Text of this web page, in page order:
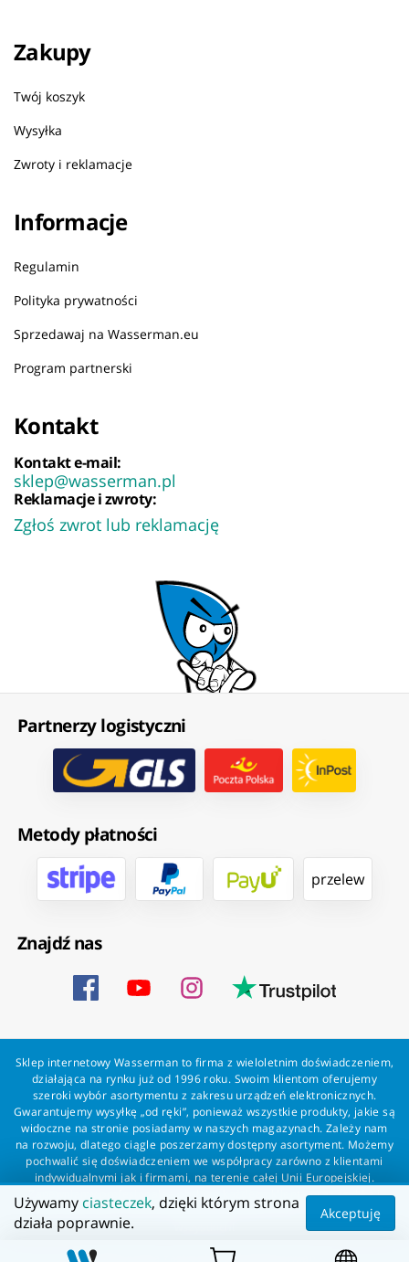
Zakupy
Twój koszyk
Wysyłka
Zwroty i reklamacje
Informacje
Regulamin
Polityka prywatności
Sprzedawaj na Wasserman.eu
Program partnerski
Kontakt
Kontakt e-mail:
sklep@wasserman.pl
Reklamacje i zwroty:
Zgłoś zwrot lub reklamację
Partnerzy logistyczni
Metody płatności
przelew
Znajdź nas
Sklep internetowy Wasserman to firma z wieloletnim doświadczeniem,
działająca na rynku już od 1996 roku. Swoim klientom oferujemy
szeroki wybór asortymentu z zakresu urządzeń elektronicznych.
Gwarantujemy wysyłkę „od ręki”, ponieważ wszystkie produkty, jakie są
widoczne na stronie posiadamy w naszych magazynach. Zależy nam
na rozwoju, dlatego ciągle poszerzamy dostępny asortyment. Możemy
pochwalić się doświadczeniem we współpracy zarówno z klientami
indywidualnymi jak i firmami, na terenie całej Unii Europejskiej.
Zapewniamy profesjonalną obsługę każdego klienta oraz szybką i
bezproblemową realizację zamówień. Wasserman - wszystko dla
Wszelkie prawa zastrzeżone dla Wasserman.eu
Używamy ciasteczek, dzięki którym strona
działa poprawnie.
Akceptuję